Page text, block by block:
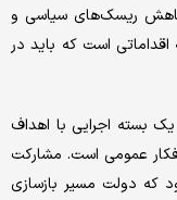
کاهش ریسک‌های سیاسی و
است که باید در
بسته اجرایی با اهداف
عمومی است. مشارکت
که دولت مسیر بازسازی